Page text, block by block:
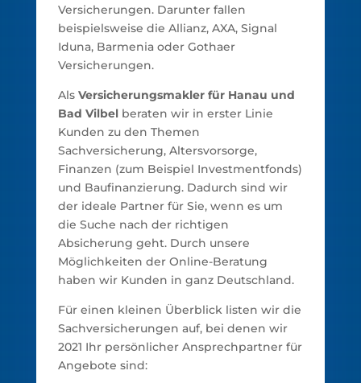
Versicherungen. Darunter fallen
beispielsweise die Allianz, AXA, Signal
Iduna, Barmenia oder Gothaer
Versicherungen.
Als Versicherungsmakler für Hanau und
Bad Vilbel beraten wir in erster Linie
Kunden zu den Themen
Sachversicherung, Altersvorsorge,
Finanzen (zum Beispiel Investmentfonds)
und Baufinanzierung. Dadurch sind wir
der ideale Partner für Sie, wenn es um
die Suche nach der richtigen
Absicherung geht. Durch unsere
Möglichkeiten der Online-Beratung
haben wir Kunden in ganz Deutschland.
Für einen kleinen Überblick listen wir die
Sachversicherungen auf, bei denen wir
2021 Ihr persönlicher Ansprechpartner für
Angebote sind: